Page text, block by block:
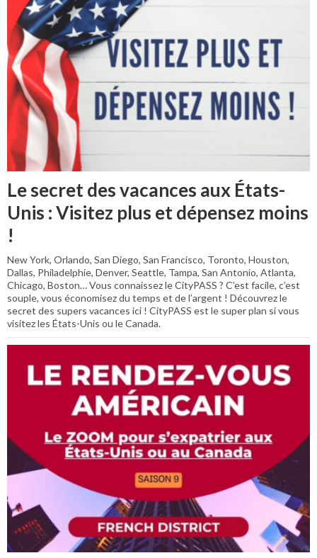
Le secret des vacances aux États-
Unis : Visitez plus et dépensez moins
!
New York, Orlando, San Diego, San Francisco, Toronto, Houston,
Dallas, Philadelphie, Denver, Seattle, Tampa, San Antonio, Atlanta,
Chicago, Boston… Vous connaissez le CityPASS ? C’est facile, c’est
souple, vous économisez du temps et de l’argent ! Découvrez le
secret des supers vacances ici ! CityPASS est le super plan si vous
visitez les États-Unis ou le Canada.